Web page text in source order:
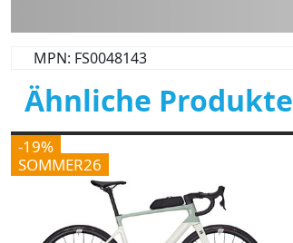
MPN: FS0048143
Ähnliche Produkte
-19%
SOMMER26